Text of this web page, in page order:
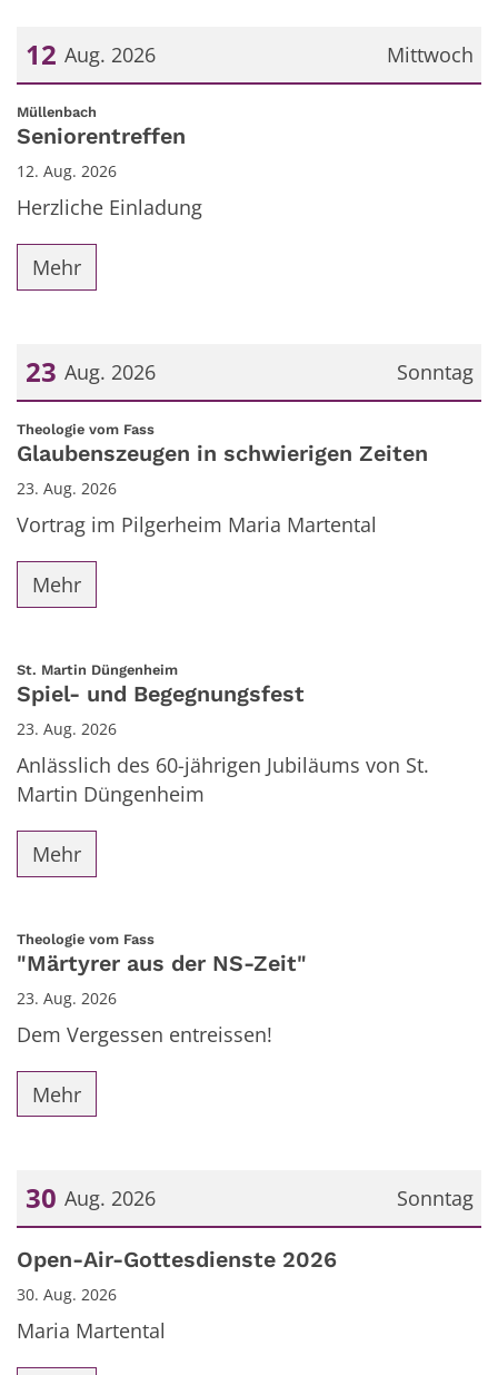
Mittwoch
12 Aug. 2026
Datum: 12. August 2026
Müllenbach
Seniorentreffen
12. Aug. 2026
Herzliche Einladung
Mehr
Sonntag
23 Aug. 2026
Datum: 23. August 2026
Theologie vom Fass:
Glaubenszeugen in schwierigen Zeiten
23. Aug. 2026
Vortrag im Pilgerheim Maria Martental
Mehr
St. Martin Düngenheim:
Spiel- und Begegnungsfest
23. Aug. 2026
Anlässlich des 60-jährigen Jubiläums von St.
Martin Düngenheim
Mehr
Theologie vom Fass:
"Märtyrer aus der NS-Zeit"
23. Aug. 2026
Dem Vergessen entreissen!
Mehr
Sonntag
30 Aug. 2026
Datum: 30. August 2026
Open-Air-Gottesdienste 2026
30. Aug. 2026
Maria Martental